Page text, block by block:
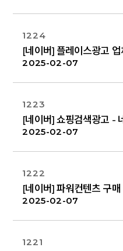
1224
2025-02-07
1223
2025-02-07
1222
2025-02-07
1221